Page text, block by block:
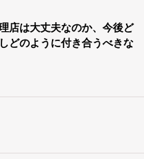
店は大丈夫なのか、今後ど
どのように付き合うべきな